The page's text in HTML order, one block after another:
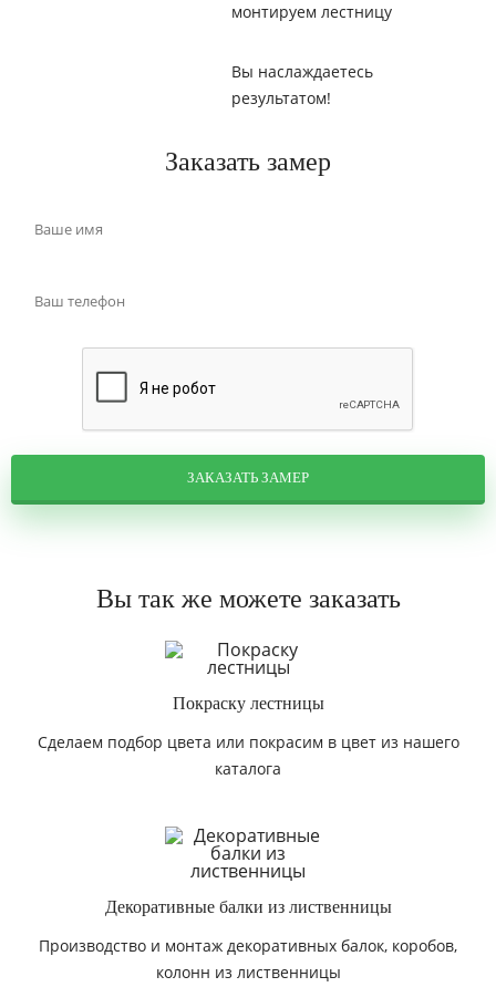
монтируем лестницу
Вы наслаждаетесь
результатом!
Заказать замер
ЗАКАЗАТЬ ЗАМЕР
Вы так же можете заказать
Покраску лестницы
Сделаем подбор цвета или покрасим в цвет из нашего
каталога
Декоративные балки из лиственницы
Производство и монтаж декоративных балок, коробов,
колонн из лиственницы